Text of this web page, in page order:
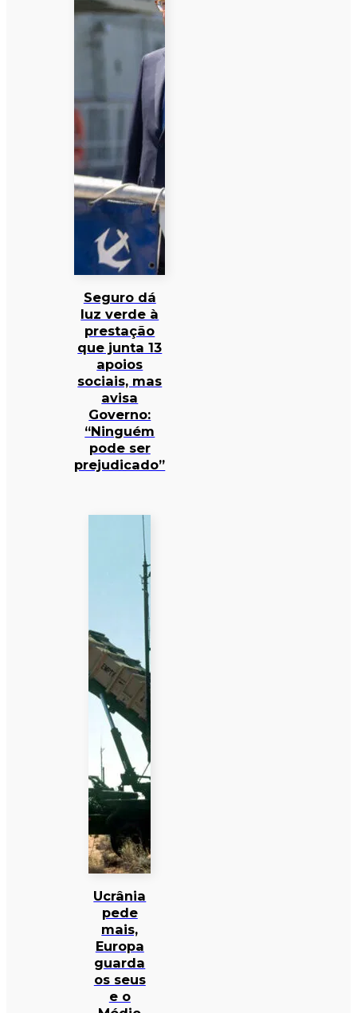
Seguro dá
luz verde à
prestação
que junta 13
apoios
sociais, mas
avisa
Governo:
“Ninguém
pode ser
prejudicado”
Ucrânia
pede
mais,
Europa
guarda
os seus
e o